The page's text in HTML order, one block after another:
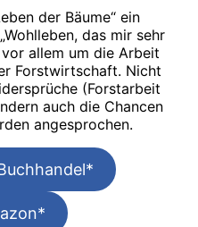
der Bäume“ ein
das mir sehr
allem um die Arbeit
Forstwirtschaft. Nicht
(Forstarbeit
auch die Chancen
angesprochen.